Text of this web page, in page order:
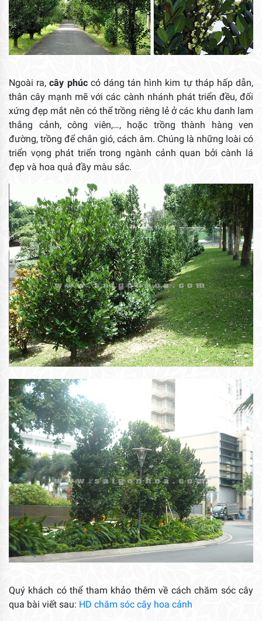
Ngoài ra,cây phúccó dáng tán hình kim tự tháp hấp dẫn,
thân cây mạnh mẽ với các cành nhánh phát triển đều, đối
xứng đẹp mắt nên có thể trồng riêng lẻ ở các khu danh lam
thắng cảnh, công viên,…, hoặc trồng thành hàng ven
đường, trồng để chắn gió, cách âm. Chúng là những loài có
triển vọng phát triển trong ngành cảnh quan bởi cành lá
đẹp và hoa quả đầy màu sắc.
Quý khách có thể tham khảo thêm về cách chăm sóc cây
qua bài viết sau: HD chăm sóc cây hoa cảnh